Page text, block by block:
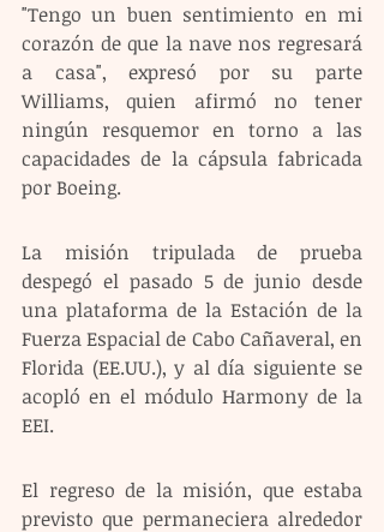
"Tengo un buen sentimiento en mi
corazón de que la nave nos regresará
a casa", expresó por su parte
Williams, quien afirmó no tener
ningún resquemor en torno a las
capacidades de la cápsula fabricada
por Boeing.
La misión tripulada de prueba
despegó el pasado 5 de junio desde
una plataforma de la Estación de la
Fuerza Espacial de Cabo Cañaveral, en
Florida (EE.UU.), y al día siguiente se
acopló en el módulo Harmony de la
EEI.
El regreso de la misión, que estaba
previsto que permaneciera alrededor